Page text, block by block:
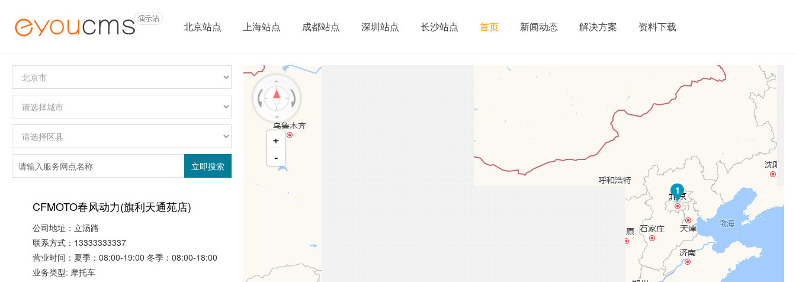
北京站点 上海站点 成都站点 深圳站点 长沙站点 首页 新闻动态 解决方案 资料下载
1
+
-
立即搜索
CFMOTO春风动力(旗利天通苑店)
公司地址：立汤路
联系方式： 13333333337
营业时间：夏季：08:00-19:00 冬季：08:00-18:00
业务类型: 摩托车